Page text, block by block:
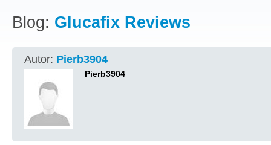
Blog: Glucafix Reviews
Autor: Pierb3904
Pierb3904